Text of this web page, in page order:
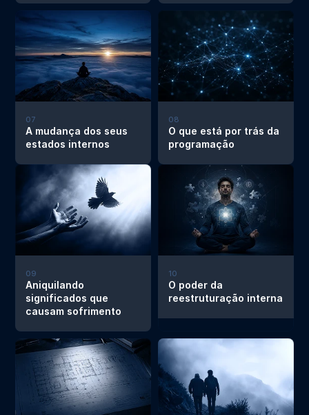
07
A mudança dos seus
estados internos
08
O que está por trás da
programação
09
Aniquilando
significados que
causam sofrimento
10
O poder da
reestruturação interna